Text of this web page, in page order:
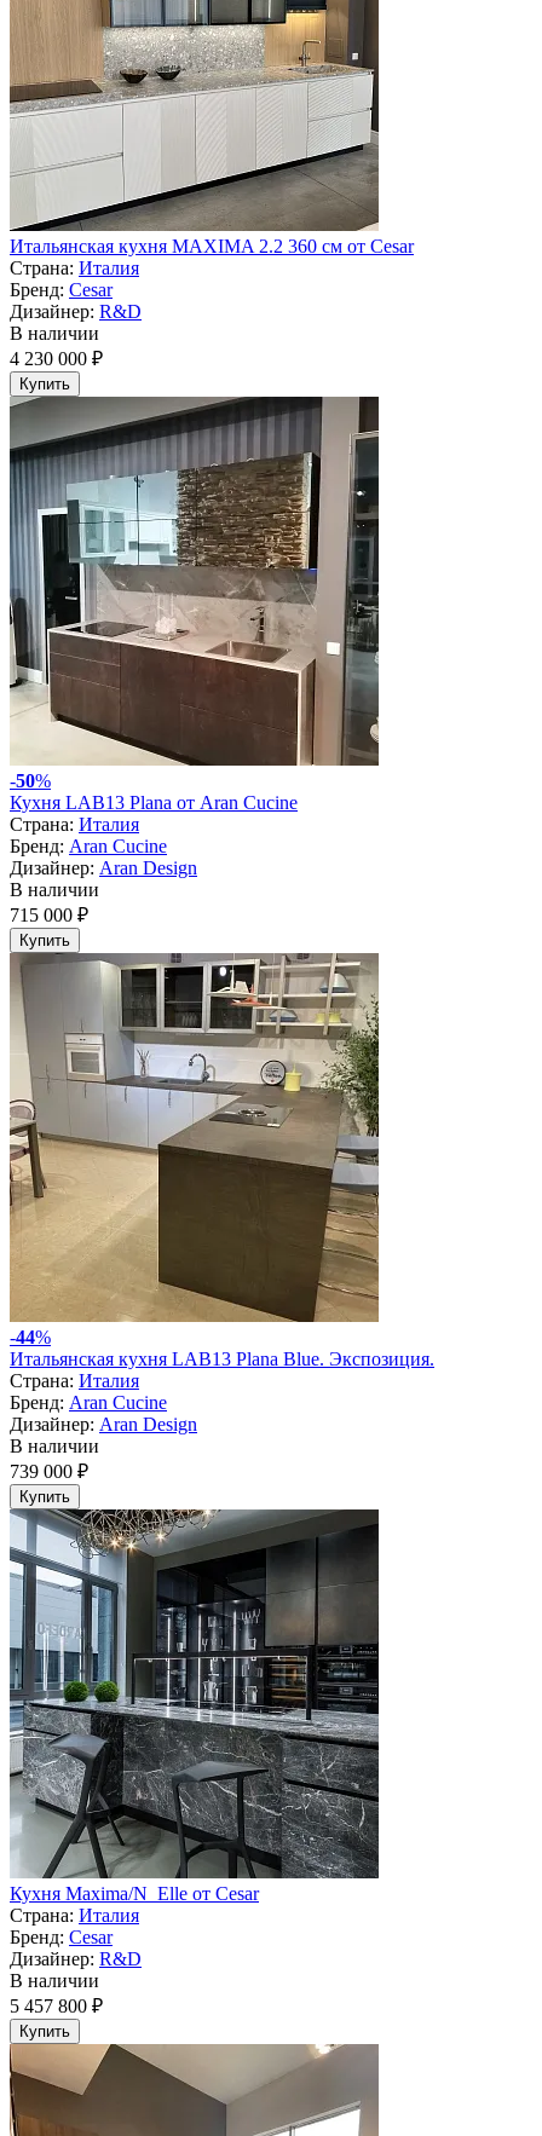
Итальянская кухня MAXIMA 2.2 360 см от Cesar
Страна: Италия
Бренд: Cesar
Дизайнер: R&D
В наличии
4 230 000 ₽
Купить
-50%
Кухня LAB13 Plana от Aran Cucine
Страна: Италия
Бренд: Aran Cucine
Дизайнер: Aran Design
В наличии
715 000 ₽
Купить
-44%
Итальянская кухня LAB13 Plana Blue. Экспозиция.
Страна: Италия
Бренд: Aran Cucine
Дизайнер: Aran Design
В наличии
739 000 ₽
Купить
Кухня Maxima/N_Elle от Cesar
Страна: Италия
Бренд: Cesar
Дизайнер: R&D
В наличии
5 457 800 ₽
Купить